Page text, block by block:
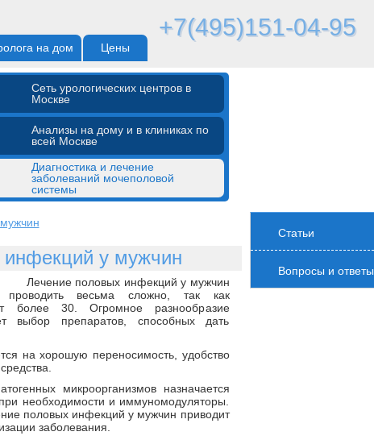
на дом Цены
+7(495)151-04-95
Cеть урологических центров в
Москве
Анализы на дому и в клиниках по
всей Москве
Диагностика и лечение
заболеваний мочеполовой
системы
у мужчин
Лечение половых инфекций у мужчин
проводить весьма сложно, так как
более 30. Огромное разнообразие
выбор препаратов, способных дать
на хорошую переносимость, удобство
микроорганизмов назначается
необходимости и иммуномодуляторы.
половых инфекций у мужчин приводит
заболевания.
Статьи
Вопросы и ответы